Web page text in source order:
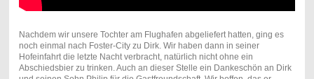
Nachdem wir unsere Tochter am Flughafen abgeliefert hatten, ging es
noch einmal nach Foster-City zu Dirk. Wir haben dann in seiner
Hofeinfahrt die letzte Nacht verbracht, natürlich nicht ohne ein
Abschiedsbier zu trinken. Auch an dieser Stelle ein Dankeschön an Dirk